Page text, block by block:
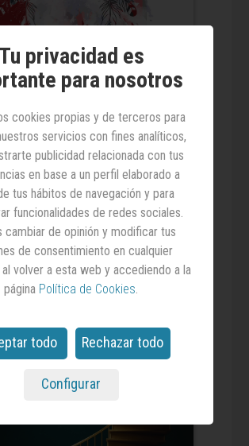
Agencias 2025
de todos los especiales
en 'Anuncios' sobre agencias de
creativas, mercado de
agencias independientes.
Comprar
Tu privacidad es
para nosotros
cookies propias y de terceros para
servicios con fines analíticos,
publicidad relacionada con tus
en base a un perfil elaborado a
tus hábitos de navegación y para
funcionalidades de redes sociales.
cambiar de opinión y modificar tus
de consentimiento en cualquier
volver a esta web y accediendo a la
página Política de Cookies.
todo Rechazar todo
Configurar